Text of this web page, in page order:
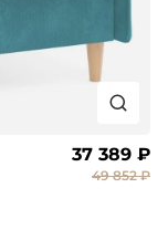
37 389 ₽
49 852 ₽